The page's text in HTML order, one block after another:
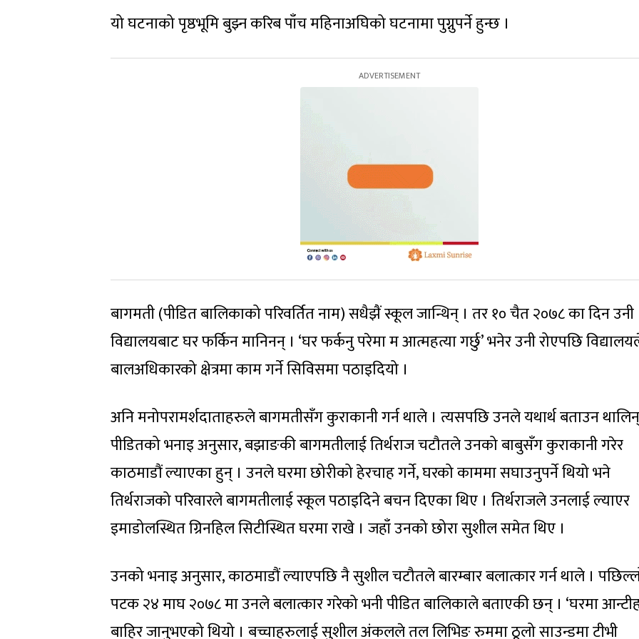
यो घटनाको पृष्ठभूमि बुझ्न करिब पाँच महिनाअघिको घटनामा पुग्नुपर्ने हुन्छ ।
बागमती (पीडित बालिकाको परिवर्तित नाम) सधैझैं स्कूल जान्थिन् । तर १० चैत २०७८ का दिन उनी
विद्यालयबाट घर फर्किन मानिनन् । ‘घर फर्कनु परेमा म आत्महत्या गर्छु’ भनेर उनी रोएपछि
बालअधिकारको क्षेत्रमा काम गर्ने सिविसमा पठाइदियो ।
अनि मनोपरामर्शदाताहरुले बागमतीसँग कुराकानी गर्न थाले । त्यसपछि उनले यथार्थ बताउन
पीडितको भनाइ अनुसार, बझाङकी बागमतीलाई तिर्थराज चटौतले उनको बाबुसँग कुराकानी गरेर
काठमाडौं ल्याएका हुन् । उनले घरमा छोरीको हेरचाह गर्ने, घरको काममा सघाउनुपर्ने थियो भने
तिर्थराजको परिवारले बागमतीलाई स्कूल पठाइदिने बचन दिएका थिए । तिर्थराजले उनलाई ल्याएर
इमाडोलस्थित ग्रिनहिल सिटीस्थित घरमा राखे । जहाँ उनको छोरा सुशील समेत थिए ।
उनको भनाइ अनुसार, काठमाडौं ल्याएपछि नै सुशील चटौतले बारम्बार बलात्कार गर्न थाले ।
पटक २४ माघ २०७८ मा उनले बलात्कार गरेको भनी पीडित बालिकाले बताएकी छन् । ‘घरमा
बाहिर जानुभएको थियो । बच्चाहरुलाई सुशील अंकलले तल लिभिङ रुममा ठूलो साउन्डमा टीभी